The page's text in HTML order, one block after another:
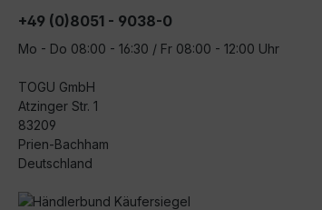
+49 (0)8051 - 9038-0
Mo - Do 08:00 - 16:30 / Fr 08:00 - 12:00 Uhr
TOGU GmbH
Atzinger Str. 1
83209
Prien-Bachham
Deutschland